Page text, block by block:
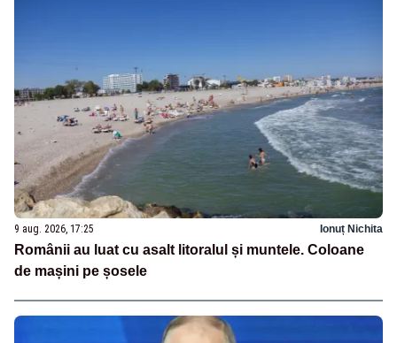
9 aug. 2026, 17:25 Ionuț Nichita
Românii au luat cu asalt litoralul și muntele. Coloane
de mașini pe șosele